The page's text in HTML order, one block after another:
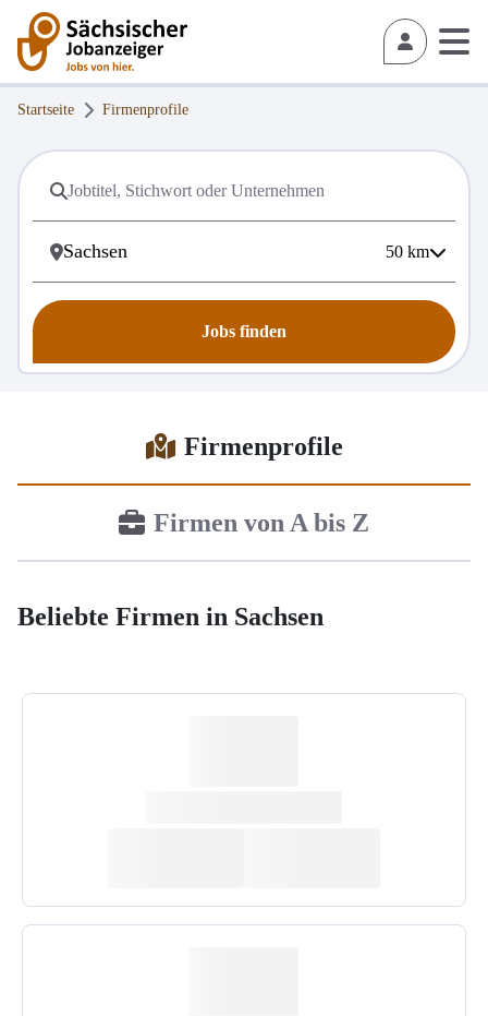
Startseite Firmenprofile
50 km
Jobs finden
Firmenprofile
Firmen von A bis Z
Beliebte Firmen in Sachsen